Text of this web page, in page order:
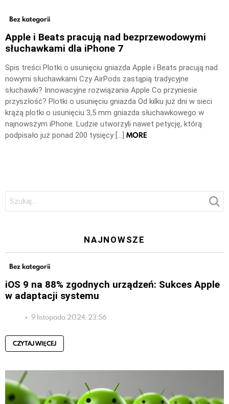
Bez kategorii
Apple i Beats pracują nad bezprzewodowymi
słuchawkami dla iPhone 7
Spis treści Plotki o usunięciu gniazda Apple i Beats pracują nad
nowymi słuchawkami Czy AirPods zastąpią tradycyjne
słuchawki? Innowacyjne rozwiązania Apple Co przyniesie
przyszłość? Plotki o usunięciu gniazda Od kilku już dni w sieci
krążą plotki o usunięciu 3,5 mm gniazda słuchawkowego w
najnowszym iPhone. Ludzie utworzyli nawet petycję, którą
podpisało już ponad 200 tysięcy […] MORE
Szukaj:
NAJNOWSZE
Bez kategorii
iOS 9 na 88% zgodnych urządzeń: Sukces Apple
w adaptacji systemu
9 listopada 2024, 23:56
CZYTAJ WIĘCEJ